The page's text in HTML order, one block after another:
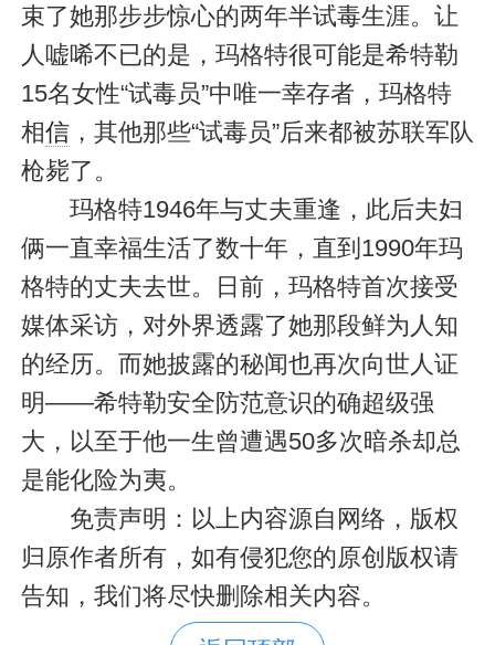
束了她那步步惊心的两年半试毒生涯。让
人嘘唏不已的是，玛格特很可能是希特勒
15名女性“试毒员”中唯一幸存者，玛格特
相信，其他那些“试毒员”后来都被苏联军队
枪毙了。
玛格特1946年与丈夫重逢，此后夫妇
俩一直幸福生活了数十年，直到1990年玛
格特的丈夫去世。日前，玛格特首次接受
媒体采访，对外界透露了她那段鲜为人知
的经历。而她披露的秘闻也再次向世人证
明――希特勒安全防范意识的确超级强
大，以至于他一生曾遭遇50多次暗杀却总
是能化险为夷。
免责声明：以上内容源自网络，版权
归原作者所有，如有侵犯您的原创版权请
告知，我们将尽快删除相关内容。